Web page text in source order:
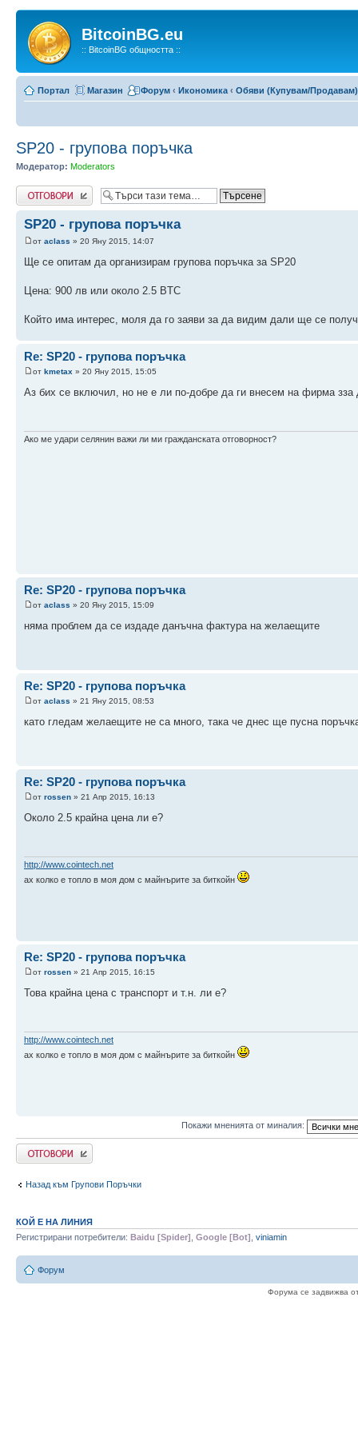
BitcoinBG.eu
:: BitcoinBG общността ::
Портал Магазин Форум ‹ Икономика ‹ Обяви (Купувам/Продавам)
SP20 - групова поръчка
Модератор: Moderators
Напиши коментар
SP20 - групова поръчка
от aclass » 20 Яну 2015, 14:07
Ще се опитам да организирам групова поръчка за SP20
Цена: 900 лв или около 2.5 BTC
Който има интерес, моля да го заяви за да видим дали ще се
Re: SP20 - групова поръчка
от kmetax » 20 Яну 2015, 15:05
Аз бих се включил, но не е ли по-добре да ги внесем на фирма
Ако ме удари селянин важи ли ми гражданската отговорност?
Re: SP20 - групова поръчка
от aclass » 20 Яну 2015, 15:09
няма проблем да се издаде данъчна фактура на желаещите
Re: SP20 - групова поръчка
от aclass » 21 Яну 2015, 08:53
като гледам желаещите не са много, така че днес ще пусна
Re: SP20 - групова поръчка
от rossen » 21 Апр 2015, 16:13
Около 2.5 крайна цена ли е?
http://www.cointech.net
ах колко е топло в моя дом с майнърите за биткойн
Re: SP20 - групова поръчка
от rossen » 21 Апр 2015, 16:15
Това крайна цена с транспорт и т.н. ли е?
http://www.cointech.net
ах колко е топло в моя дом с майнърите за биткойн
Покажи мненията от миналия:
Напиши коментар
Назад към Групови Поръчки
КОЙ Е НА ЛИНИЯ
Регистрирани потребители: Baidu [Spider] Google [Bot] viniamin
Форум
Форума се задвижва